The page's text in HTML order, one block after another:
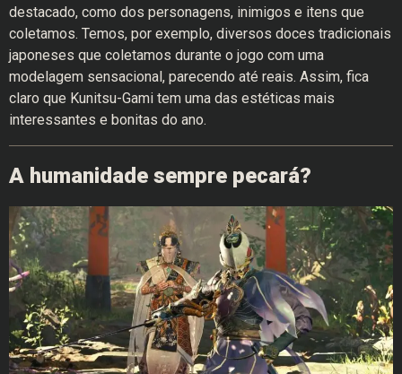
destacado, como dos personagens, inimigos e itens que
coletamos. Temos, por exemplo, diversos doces tradicionais
japoneses que coletamos durante o jogo com uma
modelagem sensacional, parecendo até reais. Assim, fica
claro que Kunitsu-Gami tem uma das estéticas mais
interessantes e bonitas do ano.
A humanidade sempre pecará?